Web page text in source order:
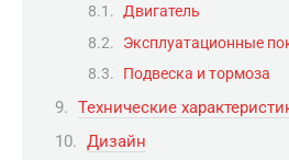
Двигатель
Эксплуатационные
Подвеска и тормоза
Технические
Дизайн